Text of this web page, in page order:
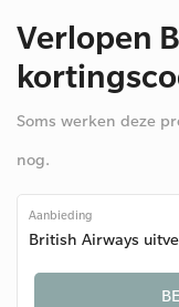
Verlopen
Soms werken deze
nog.
Aanbieding
British Airways